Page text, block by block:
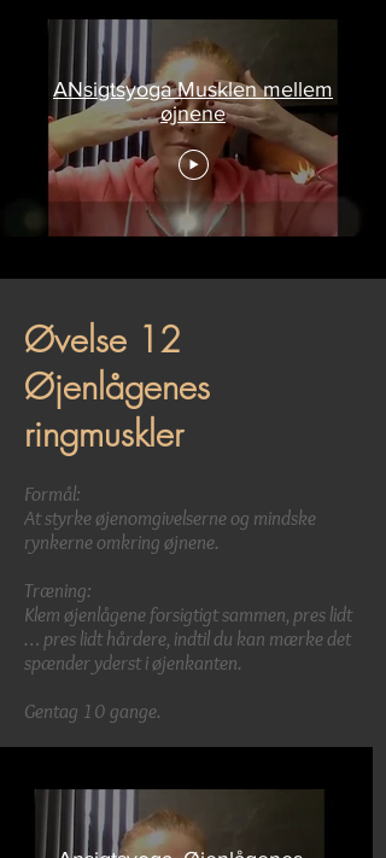
ANsigtsyoga Musklen mellem
øjnene
Øvelse 12
Øjenlågenes
ringmuskler
Formål:
At styrke øjenomgivelserne og mindske
rynkerne omkring øjnene.
Træning:
Klem øjenlågene forsigtigt sammen, pres lidt
… pres lidt hårdere, indtil du kan mærke det
spænder yderst i øjenkanten.
Gentag 10 gange.